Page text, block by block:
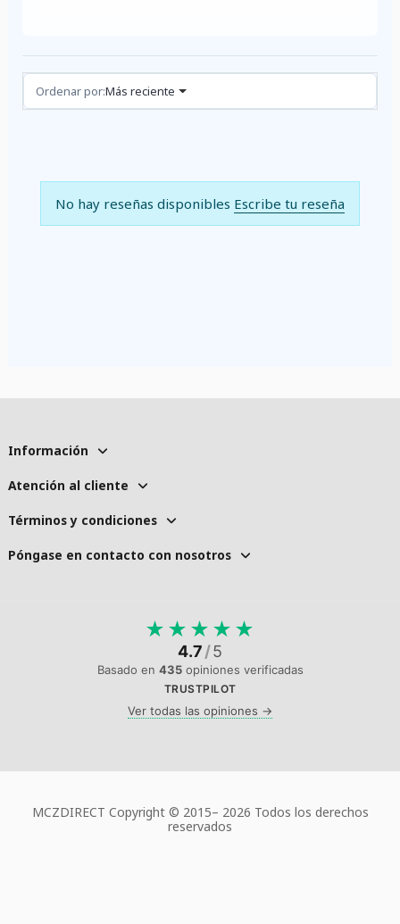
Reseñas (0)
Ordenar por:Más reciente
No hay reseñas disponibles Escribe tu reseña
Información
Atención al cliente
Términos y condiciones
Póngase en contacto con nosotros
★ ★ ★ ★ ★
4.7/5
Basado en 435opiniones verificadas
TRUSTPILOT
Ver todas las opiniones →
MCZDIRECT Copyright © 2015– 2026 Todos los derechos
reservados